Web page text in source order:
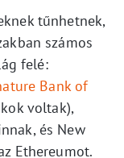
tűnhetnek,
számos
felé:
Bank of
voltak),
és New
Ethereumot.